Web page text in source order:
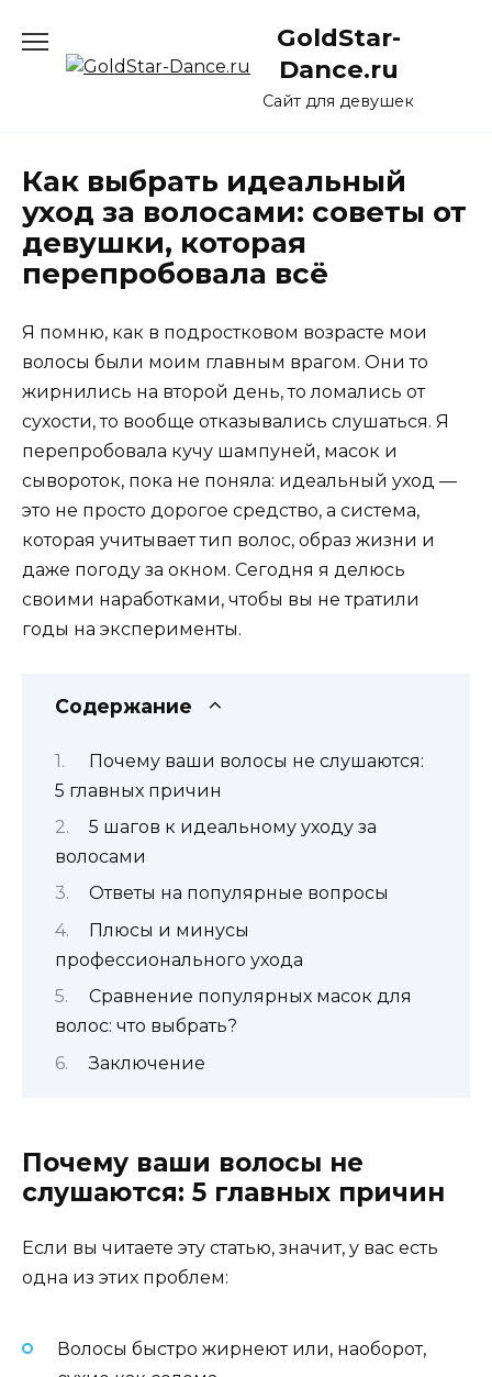
содержанию
GoldStar-
Dance.ru
Сайт для девушек
Как выбрать идеальный
уход за волосами: советы от
девушки, которая
перепробовала всё
Я помню, как в подростковом возрасте мои
волосы были моим главным врагом. Они то
жирнились на второй день, то ломались от
сухости, то вообще отказывались слушаться. Я
перепробовала кучу шампуней, масок и
сывороток, пока не поняла: идеальный уход —
это не просто дорогое средство, а система,
которая учитывает тип волос, образ жизни и
даже погоду за окном. Сегодня я делюсь
своими наработками, чтобы вы не тратили
годы на эксперименты.
Содержание
Почему ваши волосы не слушаются:
5 главных причин
5 шагов к идеальному уходу за
волосами
Ответы на популярные вопросы
Плюсы и минусы
профессионального ухода
Сравнение популярных масок для
волос: что выбрать?
Заключение
Почему ваши волосы не
слушаются: 5 главных причин
Если вы читаете эту статью, значит, у вас есть
одна из этих проблем:
Волосы быстро жирнеют или, наоборот,